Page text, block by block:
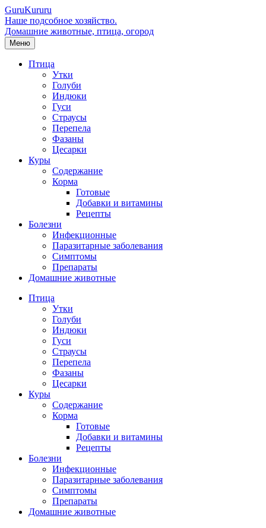
GuruKururu
Наше подсобное хозяйство.
Домашние животные, птица, огород
Меню
Птица
Утки
Голуби
Индюки
Гуси
Страусы
Перепела
Фазаны
Цесарки
Куры
Содержание
Корма
Готовые
Добавки и витамины
Рецепты
Болезни
Инфекционные
Паразитарные заболевания
Симптомы
Препараты
Домашние животные
Птица
Утки
Голуби
Индюки
Гуси
Страусы
Перепела
Фазаны
Цесарки
Куры
Содержание
Корма
Готовые
Добавки и витамины
Рецепты
Болезни
Инфекционные
Паразитарные заболевания
Симптомы
Препараты
Домашние животные